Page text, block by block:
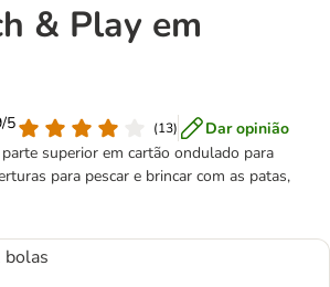
& Play em
5
(13)
Dar opinião
superior em cartão ondulado para
para pescar e brincar com as patas,
bolas